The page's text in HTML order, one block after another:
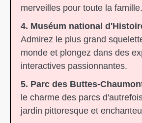
merveilles pour toute la famille.
4. Muséum national
Admirez le plus grand
monde et plongez dans des
interactives passionnantes.
5. Parc des Buttes-
le charme des parcs
jardin pittoresque et